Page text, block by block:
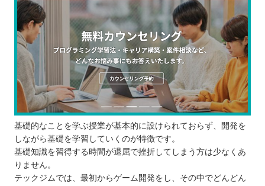
基礎的なことを学ぶ授業が基本的に設けられておらず、開発を
しながら基礎を学習していくのが特徴です。
基礎知識を習得する時間が退屈で挫折してしまう方は少なくあ
りません。
テックジムでは、最初からゲーム開発をし、その中でどんどん